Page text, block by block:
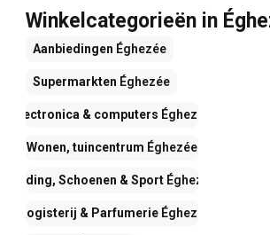
Winkelcategorieën in
Aanbiedingen Éghezée
Supermarkten Éghezée
Electronica & computers Éghezée
Wonen, tuincentrum Éghezée
Kleding, Schoenen & Sport Éghezée
Drogisterij & Parfumerie Éghezée